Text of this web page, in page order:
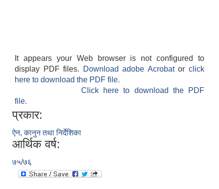
It appears your Web browser is not configured to
display PDF files.
Download adobe Acrobatorclick
here to download the PDF file.
Click here to download the PDF
file.
प्रकार:
ऐन, कानुन तथा निर्देशिका
आर्थिक वर्ष:
७५/७६